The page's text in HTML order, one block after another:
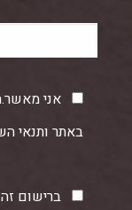
אני
באתר ותנאי
ברישום